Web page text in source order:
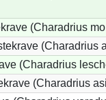
(Charadrius
(Charadrius
(Charadrius
(Charadrius